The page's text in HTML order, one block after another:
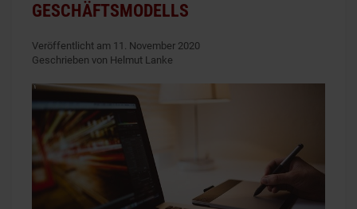
GESCHÄFTSMODELLS
Veröffentlicht am 11. November 2020
Geschrieben von Helmut Lanke